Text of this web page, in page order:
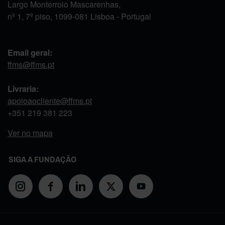
Largo Monterroio Mascarenhas,
nº 1, 7º piso, 1099-081 Lisboa - Portugal
Email geral:
ffms@ffms.pt
Livraria:
apoioaocliente@ffms.pt
+351 219 381 223
Ver no mapa
SIGA A FUNDAÇÃO